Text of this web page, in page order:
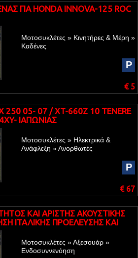
ΓΙΑ HONDA INNOVA-125 ROC
Μοτοσυκλέτες » Κινητήρες & Μέρη »
Καδένες
P
€ 5
05- 07 / XT-660Z 10 TENERE
4XY- ΙΑΠΩΝΙΑΣ
Μοτοσυκλέτες » Ηλεκτρικά &
Ανάφλεξη » Ανορθωτές
P
€ 67
ΚΑΙ ΑΡΙΣΤΗΣ ΑΚΟΥΣΤΙΚΗΣ
ΙΤΑΛΙΚΗΣ ΠΡΟΕΛΕΥΣΗΣ ΚΑΙ
ΤΗΣ BOTTARI
Μοτοσυκλέτες » Αξεσουάρ »
Ενδοσυννενόηση